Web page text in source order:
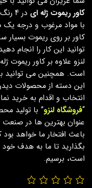
کاور ریموت ژله ای
در
با مواد مرغوب و درجه
کاور بر روی ریموت
توانید این کار را انجام
لنزو علاوه بر کاور ریموت
است. همچنین می توانید
این دسته از محصولات
انتخاب و اقدام به خرید
“فروشگاه لنزو” با تولید
عنوان بهترین ها در صنعت
باعث افتخار ما خواهد بود
بگذارید تا ما به هدف
است، برسیم.